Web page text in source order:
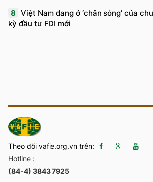
8 Việt Nam đang ở ‘chân sóng’ của chu
kỳ đầu tư FDI mới
Theo dõi vafie.org.vn trên:
Hotline :
(84-4) 3843 7925